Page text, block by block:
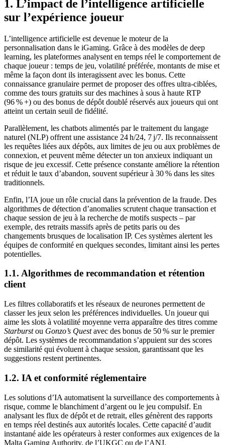
1. L’impact de l’intelligence artificielle
sur l’expérience joueur
L’intelligence artificielle est devenue le moteur de la
personnalisation dans le iGaming. Grâce à des modèles de deep
learning, les plateformes analysent en temps réel le comportement de
chaque joueur : temps de jeu, volatilité préférée, montants de mise et
même la façon dont ils interagissent avec les bonus. Cette
connaissance granulaire permet de proposer des offres ultra‑ciblées,
comme des tours gratuits sur des machines à sous à haute RTP
(96 % +) ou des bonus de dépôt doublé réservés aux joueurs qui ont
atteint un certain seuil de fidélité.
Parallèlement, les chatbots alimentés par le traitement du langage
naturel (NLP) offrent une assistance 24 h/24, 7 j/7. Ils reconnaissent
les requêtes liées aux dépôts, aux limites de jeu ou aux problèmes de
connexion, et peuvent même détecter un ton anxieux indiquant un
risque de jeu excessif. Cette présence constante améliore la rétention
et réduit le taux d’abandon, souvent supérieur à 30 % dans les sites
traditionnels.
Enfin, l’IA joue un rôle crucial dans la prévention de la fraude. Des
algorithmes de détection d’anomalies scrutent chaque transaction et
chaque session de jeu à la recherche de motifs suspects – par
exemple, des retraits massifs après de petits paris ou des
changements brusques de localisation IP. Ces systèmes alertent les
équipes de conformité en quelques secondes, limitant ainsi les pertes
potentielles.
1.1. Algorithmes de recommandation et rétention
client
Les filtres collaboratifs et les réseaux de neurones permettent de
classer les jeux selon les préférences individuelles. Un joueur qui
aime les slots à volatilité moyenne verra apparaître des titres comme
Starburstou Gonzo’s Questavec des bonus de 50 % sur le premier
dépôt. Les systèmes de recommandation s’appuient sur des scores
de similarité qui évoluent à chaque session, garantissant que les
suggestions restent pertinentes.
1.2. IA et conformité réglementaire
Les solutions d’IA automatisent la surveillance des comportements à
risque, comme le blanchiment d’argent ou le jeu compulsif. En
analysant les flux de dépôt et de retrait, elles génèrent des rapports
en temps réel destinés aux autorités locales. Cette capacité d’audit
instantané aide les opérateurs à rester conformes aux exigences de la
Malta Gaming Authority, de l’UKGC ou de l’ANJ.